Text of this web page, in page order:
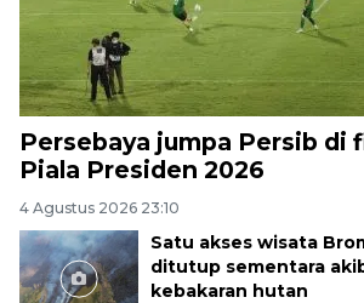
Persebaya jumpa Persib di
Piala Presiden 2026
4 Agustus 2026 23:10
Satu akses wisata
ditutup sementara
kebakaran hutan